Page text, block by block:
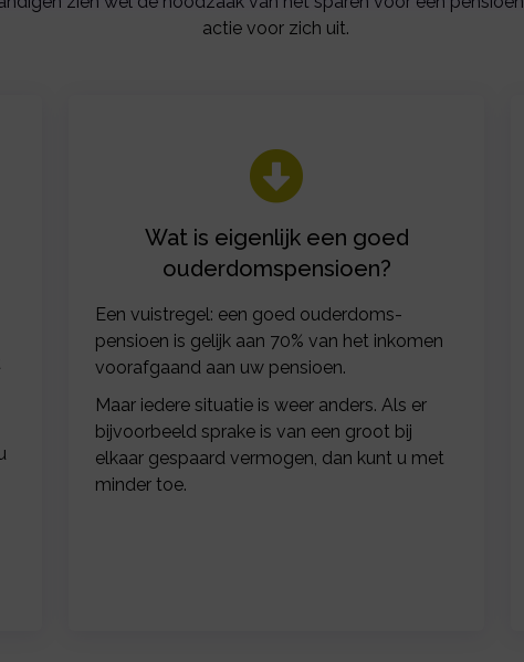
actie voor zich uit.
Wat is eigenlijk een goed
ouderdomspensioen?
Een vuistregel: een goed ouderdoms-
pensioen is gelijk aan 70% van het inkomen
voorafgaand aan uw pensioen.
Maar iedere situatie is weer anders. Als er
bijvoorbeeld sprake is van een groot bij
elkaar gespaard vermogen, dan kunt u met
minder toe.